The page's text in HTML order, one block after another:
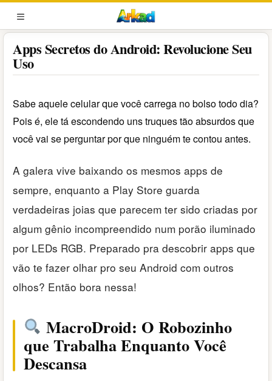
Pular
para
o
conteúdo
MENU
Apps Secretos do Android: Revolucione Seu
Uso
Sabe aquele celular que você carrega no bolso todo dia?
Pois é, ele tá escondendo uns truques tão absurdos que
você vai se perguntar por que ninguém te contou antes.
A galera vive baixando os mesmos apps de
sempre, enquanto a Play Store guarda
verdadeiras joias que parecem ter sido criadas por
algum gênio incompreendido num porão iluminado
por LEDs RGB. Preparado pra descobrir apps que
vão te fazer olhar pro seu Android com outros
olhos? Então bora nessa!
MacroDroid: O Robozinho
que Trabalha Enquanto Você
Descansa